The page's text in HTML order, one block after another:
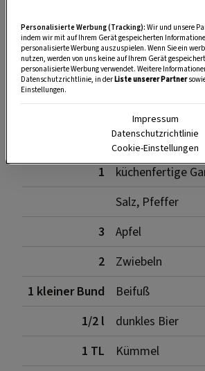
SPEICHERN
Zutaten
1
küchenfertige
Salz, Pfeffer
3
Apfel
2
Zwiebeln
1 kleiner Bund
Beifuß
1/2 l
dunkles Bier
1 TL
Kümmel
Personalisierte Werbung (Tracking): Wir und unsere
indem wir mit auf Ihrem Gerät gespeicherten
personalisierte Werbung auszuspielen. Wenn Sie ein
nutzen, werden von uns keine auf Ihrem Gerät
personalisierte Werbung verwendet. Weitere
Datenschutzrichtlinie, in derListe unserer Partner
Einstellungen.
Impressum
Datenschutzrichtlinie
Cookie-Einstellungen